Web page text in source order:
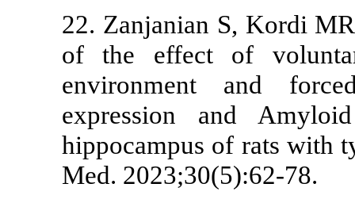
22.
of the
expression
hippocampus
Med.